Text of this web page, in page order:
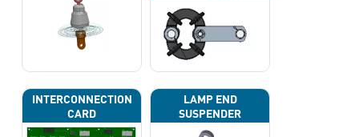
INTERCONNECTION
CARD
LAMP END
SUSPENDER